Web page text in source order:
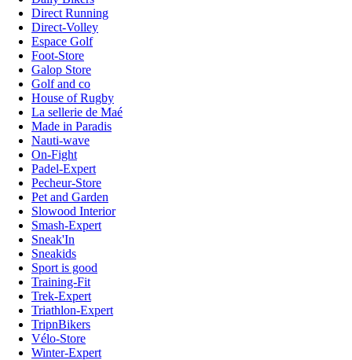
Direct Running
Direct-Volley
Espace Golf
Foot-Store
Galop Store
Golf and co
House of Rugby
La sellerie de Maé
Made in Paradis
Nauti-wave
On-Fight
Padel-Expert
Pecheur-Store
Pet and Garden
Slowood Interior
Smash-Expert
Sneak'In
Sneakids
Sport is good
Training-Fit
Trek-Expert
Triathlon-Expert
TripnBikers
Vélo-Store
Winter-Expert